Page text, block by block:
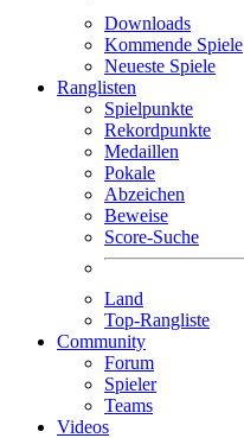
Downloads
Kommende Spiele
Neueste Spiele
Ranglisten
Spielpunkte
Rekordpunkte
Medaillen
Pokale
Abzeichen
Beweise
Score-Suche
Land
Top-Rangliste
Community
Forum
Spieler
Teams
Videos